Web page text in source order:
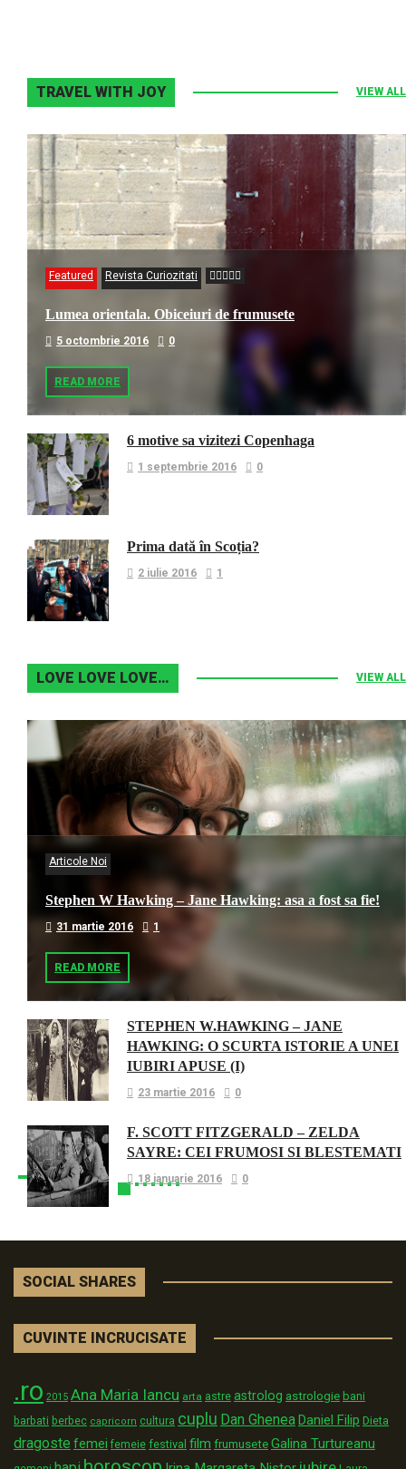
TRAVEL WITH JOY VIEW ALL
Featured Revista Curiozitati
Lumea orientala. Obiceiuri de frumusete
5 octombrie 2016 0
READ MORE
6 motive sa vizitezi Copenhaga
1 septembrie 2016 0
Prima dată în Scoția?
2 iulie 2016 1
LOVE LOVE LOVE… VIEW ALL
Articole Noi
Stephen W Hawking – Jane Hawking: asa a fost sa fie!
31 martie 2016 1
READ MORE
STEPHEN W.HAWKING – JANE
HAWKING: O SCURTA ISTORIE A UNEI
IUBIRI APUSE (I)
23 martie 2016 0
F. SCOTT FITZGERALD – ZELDA
SAYRE: CEI FRUMOSI SI BLESTEMATI
18 ianuarie 2016 0
SOCIAL SHARES
CUVINTE INCRUCISATE
.ro 2015 Ana Maria Iancu arta astre astrolog astrologie bani
barbati berbec capricorn cultura cuplu Dan GheneaDaniel Filip Dieta
dragoste femei femeie festival film frumusete Galina Turtureanu